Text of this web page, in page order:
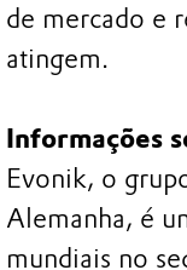
de mercado e
atingem.
Informações
Evonik, o
Alemanha, é
mundiais no